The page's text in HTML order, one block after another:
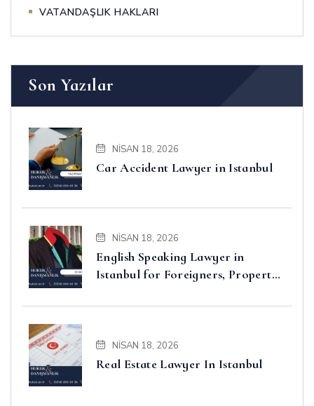
VATANDAŞLIK HAKLARI
Son Yazılar
NISAN 18, 2026
Car Accident Lawyer in Istanbul
NISAN 18, 2026
English Speaking Lawyer in
Istanbul for Foreigners, Property,
NISAN 18, 2026
Real Estate Lawyer In Istanbul